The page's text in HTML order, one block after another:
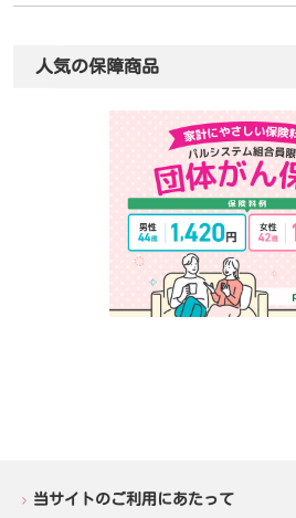
人気の保障商品
当サイトのご利用にあたって